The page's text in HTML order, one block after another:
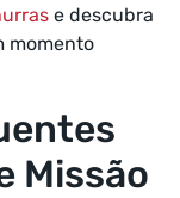
e descubra
momento
Missão